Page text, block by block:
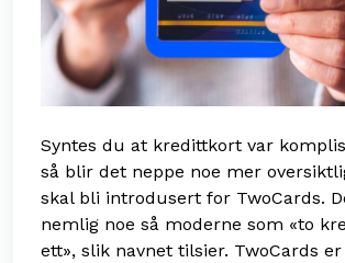
Syntes du at kredittkort var
så blir det neppe noe mer
skal bli introdusert for TwoCards.
nemlig noe så moderne som «to
ett», slik navnet tilsier. TwoCards